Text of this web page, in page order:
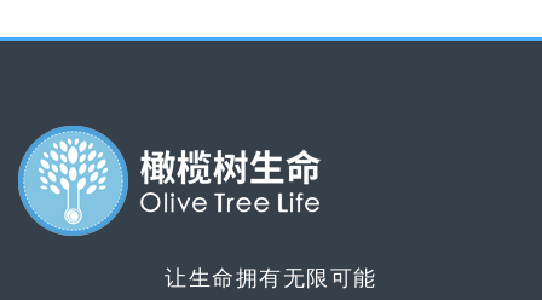
让生命拥有无限可能